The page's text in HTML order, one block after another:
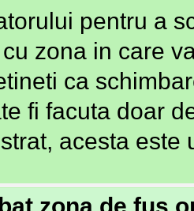
pentru a
zona in care
ca
fi facuta doar
acesta este